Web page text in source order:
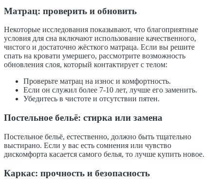
Матрац: проверить и обновить
Некоторые исследования показывают, что благоприятные
условия для сна включают использование качественного,
чистого и достаточно жёсткого матраца. Если вы решите
спать на кровати умершего, рассмотрите возможность
обновления слоя, который контактирует с телом:
Проверьте матрац на износ и комфортность.
Если он служил более 7-10 лет, лучше его заменить.
Убедитесь в чистоте и отсутствии пятен.
Постельное бельё: стирка или замена
Постельное бельё, естественно, должно быть тщательно
выстирано. Если у вас есть сомнения или чувство
дискомфорта касается самого белья, то лучше купить новое.
Каркас: прочность и безопасность